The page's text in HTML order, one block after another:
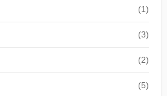
(1)
(3)
(2)
(5)